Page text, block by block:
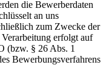
die Bewerberdaten
an uns
zum Zwecke der
erfolgt auf
(bzw. § 26 Abs. 1
Bewerbungsverfahrens